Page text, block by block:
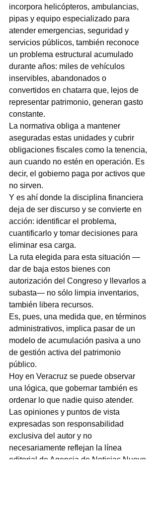
incorpora helicópteros, ambulancias,
pipas y equipo especializado para
atender emergencias, seguridad y
servicios públicos, también reconoce
un problema estructural acumulado
durante años: miles de vehículos
inservibles, abandonados o
convertidos en chatarra que, lejos de
representar patrimonio, generan gasto
constante.
La normativa obliga a mantener
aseguradas estas unidades y cubrir
obligaciones fiscales como la tenencia,
aun cuando no estén en operación. Es
decir, el gobierno paga por activos que
no sirven.
Y es ahí donde la disciplina financiera
deja de ser discurso y se convierte en
acción: identificar el problema,
cuantificarlo y tomar decisiones para
eliminar esa carga.
La ruta elegida para esta situación —
dar de baja estos bienes con
autorización del Congreso y llevarlos a
subasta— no sólo limpia inventarios,
también libera recursos.
Es, pues, una medida que, en términos
administrativos, implica pasar de un
modelo de acumulación pasiva a uno
de gestión activa del patrimonio
público.
Hoy en Veracruz se puede observar
una lógica, que gobernar también es
ordenar lo que nadie quiso atender.
Las opiniones y puntos de vista
expresadas son responsabilidad
exclusiva del autor y no
necesariamente reflejan la línea
editorial de Agencia de Noticias Nuevo